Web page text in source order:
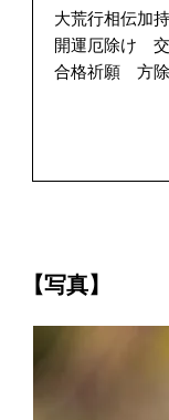
大荒行相伝加
開運厄除け
合格祈願 方
【写真】